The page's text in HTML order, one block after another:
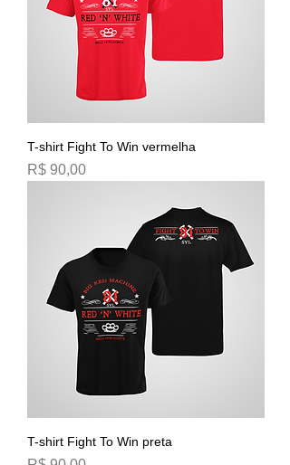
T-shirt Fight To Win vermelha
Preço
R$ 90,00
T-shirt Fight To Win preta